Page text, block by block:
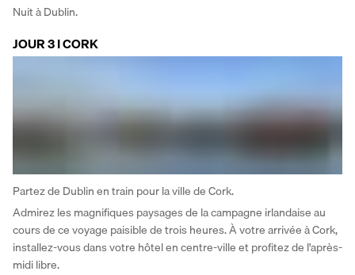
Nuit à Dublin.
JOUR 3 I CORK
Partez de Dublin en train pour la ville de Cork.
Admirez les magnifiques paysages de la campagne irlandaise au
cours de ce voyage paisible de trois heures. À votre arrivée à Cork,
installez-vous dans votre hôtel en centre-ville et profitez de l'après-
midi libre.